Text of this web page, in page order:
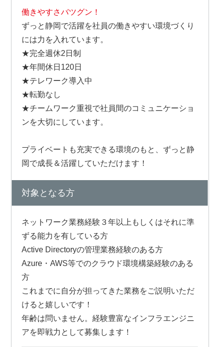
働きやすさバツグン！
ずっと静岡で活躍を社員の働きやすい環境づくり
には力を入れています。
★完全週休2日制
★年間休日120日
★テレワーク導入中
★転勤なし
★チームワーク重視で社員間のコミュニケーショ
ンを大切にしています。
プライベートも充実できる環境のもと、ずっと静
岡で成長＆活躍していただけます！
対象となる方
ネットワーク業務経験３年以上もしくはそれに準
ずる能力を有している方
Active Directoryの管理業務経験のある方
Azure・AWS等でのクラウド環境構築経験のある
方
これまでに自分が担ってきた業務をご説明いただ
けると嬉しいです！
年齢は問いません。経験豊富なインフラエンジニ
アを即戦力として募集します！